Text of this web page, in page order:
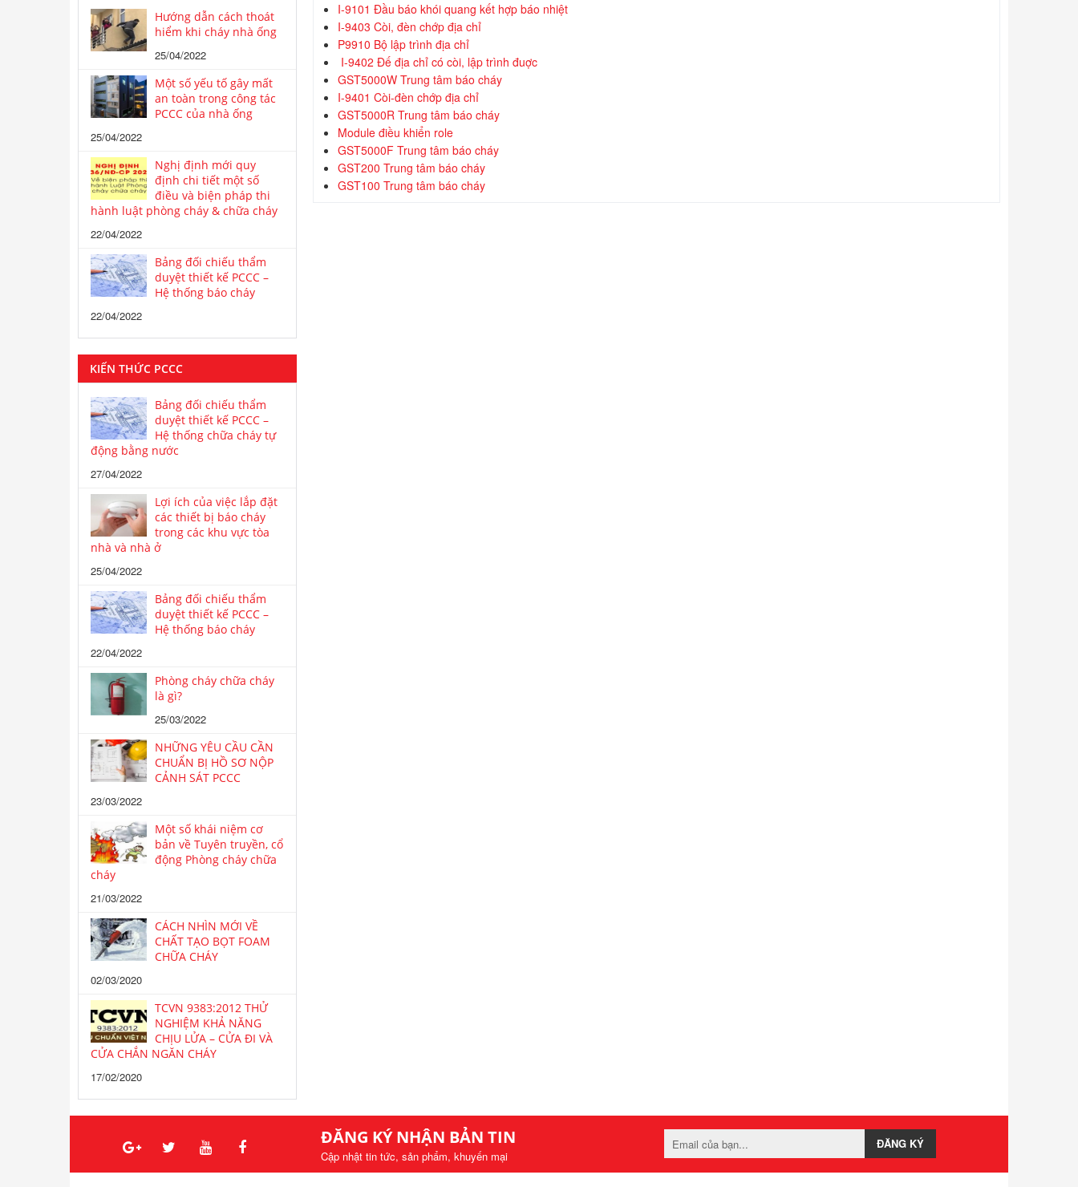
Hướng dẫn cách thoát
hiểm khi cháy nhà ống
25/04/2022
Một số yếu tố gây mất
an toàn trong công tác
PCCC của nhà ống
25/04/2022
Nghị định mới quy
định chi tiết một số
điều và biện pháp thi
hành luật phòng cháy & chữa cháy
22/04/2022
Bảng đối chiếu thẩm
duyệt thiết kế PCCC –
Hệ thống báo cháy
22/04/2022
KIẾN THỨC PCCC
Bảng đối chiếu thẩm
duyệt thiết kế PCCC –
Hệ thống chữa cháy tự
động bằng nước
27/04/2022
Lợi ích của việc lắp đặt
các thiết bị báo cháy
trong các khu vực tòa
nhà và nhà ở
25/04/2022
Bảng đối chiếu thẩm
duyệt thiết kế PCCC –
Hệ thống báo cháy
22/04/2022
Phòng cháy chữa cháy
là gì?
25/03/2022
NHỮNG YÊU CẦU CẦN
CHUẨN BỊ HỒ SƠ NỘP
CẢNH SÁT PCCC
23/03/2022
Một số khái niệm cơ
bản về Tuyên truyền, cổ
động Phòng cháy chữa
cháy
21/03/2022
CÁCH NHÌN MỚI VỀ
CHẤT TẠO BỌT FOAM
CHỮA CHÁY
02/03/2020
TCVN 9383:2012 THỬ
NGHIỆM KHẢ NĂNG
CHỊU LỬA – CỬA ĐI VÀ
CỬA CHẮN NGĂN CHÁY
17/02/2020
I-9101 Đầu báo khói quang kết hợp báo nhiệt
I-9403 Còi, đèn chớp địa chỉ
P9910 Bộ lập trình địa chỉ
I-9402 Đế địa chỉ có còi, lập trình đuợc
GST5000W Trung tâm báo cháy
I-9401 Còi-đèn chớp địa chỉ
GST5000R Trung tâm báo cháy
Module điều khiển role
GST5000F Trung tâm báo cháy
GST200 Trung tâm báo cháy
GST100 Trung tâm báo cháy
ĐĂNG KÝ NHẬN BẢN TIN
Cập nhật tin tức, sản phẩm, khuyến mại
ĐĂNG KÝ